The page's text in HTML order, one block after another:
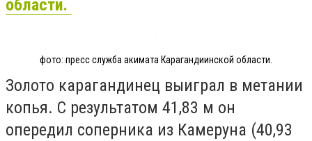
области.
фото: пресс служба акимата Карагандиинской области.
Золото карагандинец выиграл в метании
копья. С результатом 41,83 м он
опередил соперника из Камеруна (40,93